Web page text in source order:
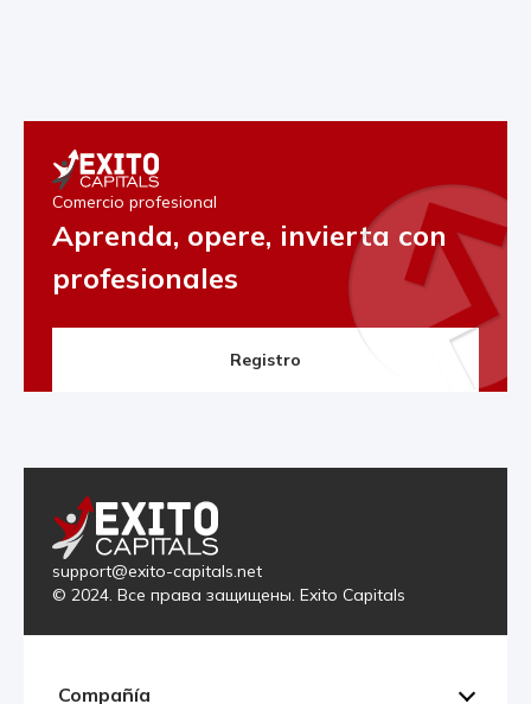
Comercio profesional
Aprenda, opere, invierta con
profesionales
Registro
support@exito-capitals.net
© 2024. Все права защищены. Exito Capitals
Compañía